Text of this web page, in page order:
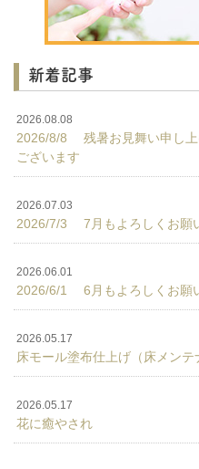
新着記事
2026.08.08
2026/8/8 残暑お見舞い申し上
ございます
2026.07.03
2026/7/3 7月もよろしくお願
2026.06.01
2026/6/1 6月もよろしくお願
2026.05.17
床モール塗布仕上げ（床メンテ
2026.05.17
花に癒やされ